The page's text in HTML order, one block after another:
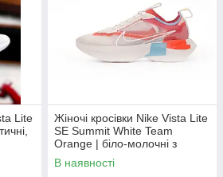
Lite
Жіночі кросівки Nike Vista Lite
SE Summit White Team
Orange | біло-молочні з
помаранчевими акцентами,
розміри 36–41
В наявності